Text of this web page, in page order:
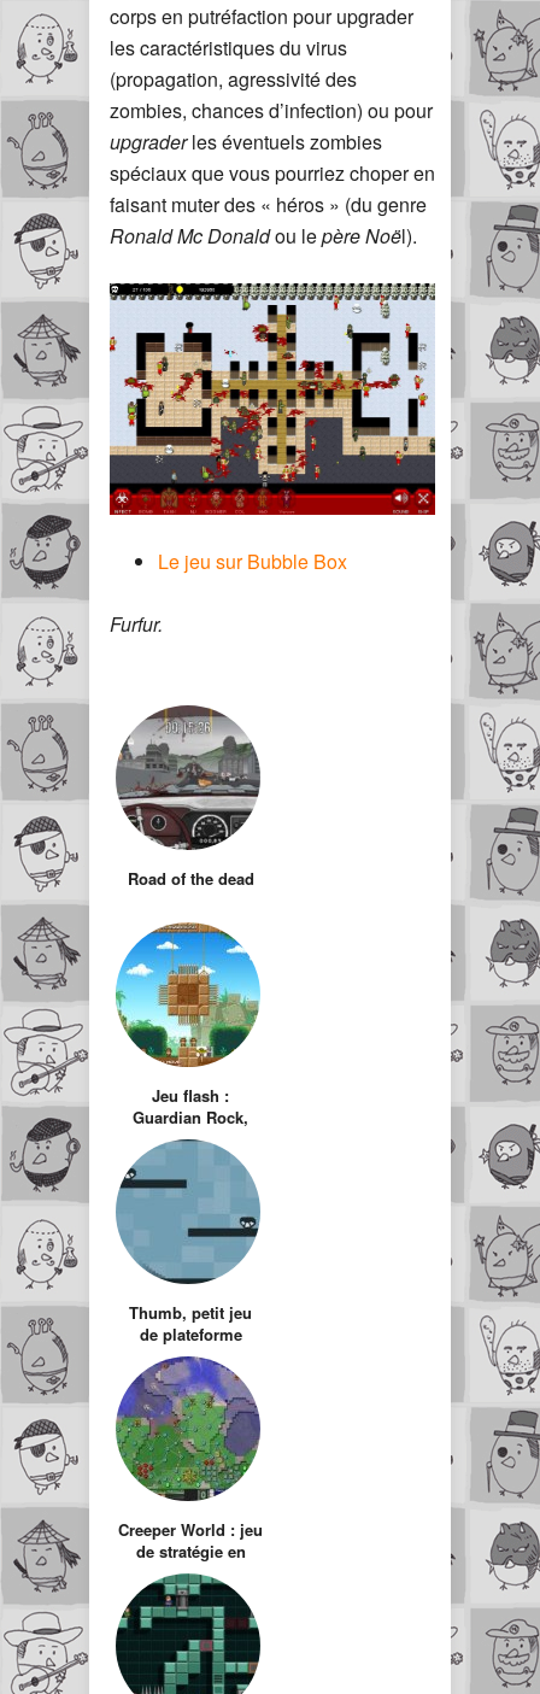
corps en putréfaction pour upgrader
les caractéristiques du virus
(propagation, agressivité des
zombies, chances d’infection) ou pour
upgraderles éventuels zombies
spéciaux que vous pourriez choper en
faisant muter des « héros » (du genre
Ronald Mc Donaldou lepère Noël).
Le jeu sur Bubble Box
Furfur.
Road of the dead
Jeu flash :
Guardian Rock,
écrasez le petit
Indiana Jones
Thumb, petit jeu
de plateforme
Creeper World : jeu
de stratégie en
flash